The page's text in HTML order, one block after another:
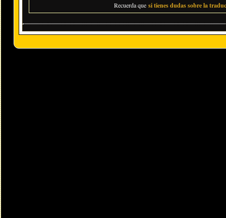
Recuerda que si tienes dudas sobre la